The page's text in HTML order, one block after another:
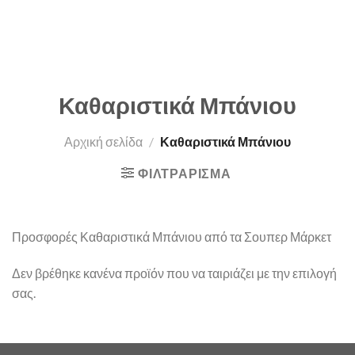
Καθαριστικά Μπάνιου
Αρχική σελίδα / Καθαριστικά Μπάνιου
ΦΙΛΤΡΆΡΙΣΜΑ
Προσφορές Καθαριστικά Μπάνιου από τα Σουπερ Μάρκετ
Δεν βρέθηκε κανένα προϊόν που να ταιριάζει με την επιλογή
σας.